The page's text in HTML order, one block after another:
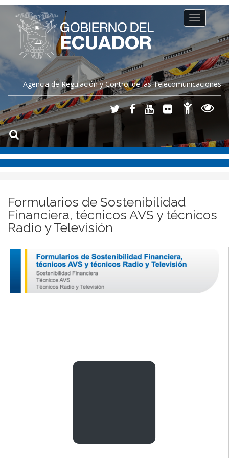
Agencia de Regulación y Control de las Telecomunicaciones
Toggle
navigation
Formularios de Sostenibilidad
Financiera, técnicos AVS y técnicos
Radio y Televisión